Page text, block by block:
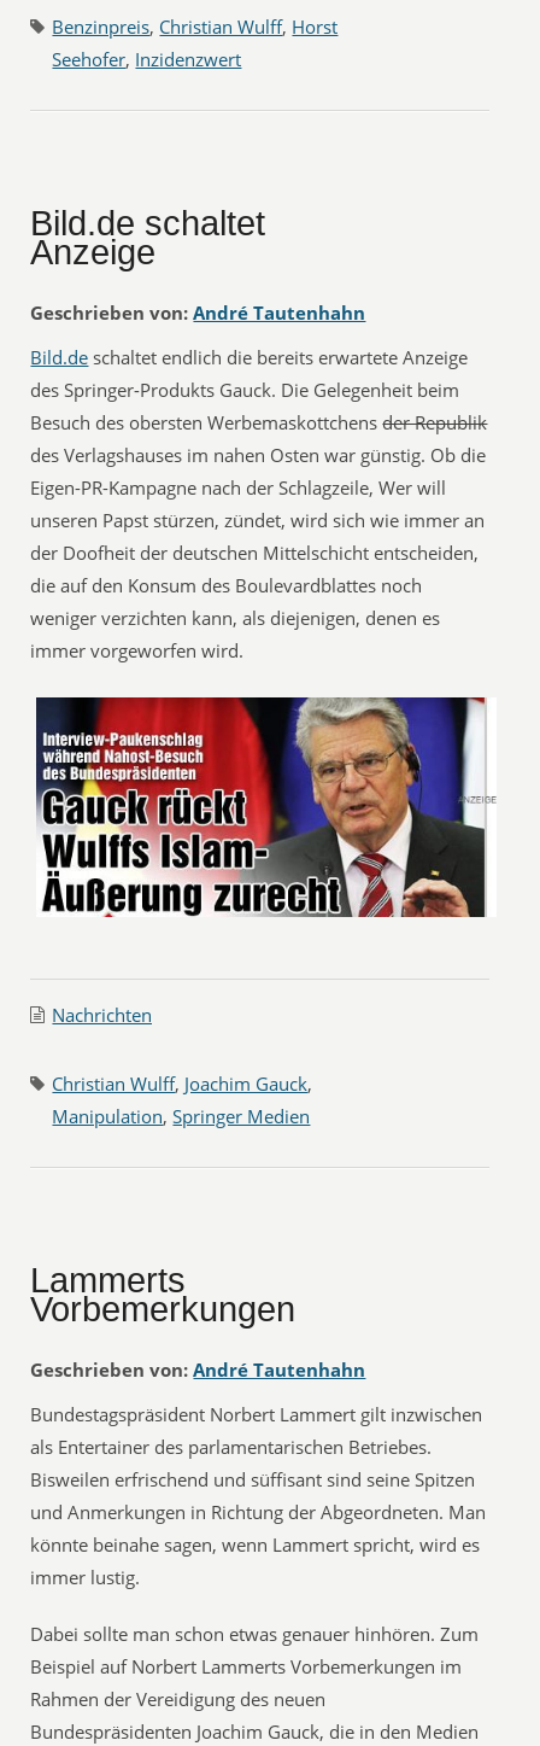
Benzinpreis, Christian Wulff, Horst
Seehofer, Inzidenzwert
Bild.de schaltet
Anzeige
Geschrieben von: André Tautenhahn
Bild.de schaltet endlich die bereits erwartete Anzeige
des Springer-Produkts Gauck. Die Gelegenheit beim
Besuch des obersten Werbemaskottchensder Republik
des Verlagshauses im nahen Osten war günstig. Ob die
Eigen-PR-Kampagne nach der Schlagzeile, Wer will
unseren Papst stürzen, zündet, wird sich wie immer an
der Doofheit der deutschen Mittelschicht entscheiden,
die auf den Konsum des Boulevardblattes noch
weniger verzichten kann, als diejenigen, denen es
immer vorgeworfen wird.
Nachrichten
Christian Wulff, Joachim Gauck,
Manipulation,Springer Medien
Lammerts
Vorbemerkungen
Geschrieben von: André Tautenhahn
Bundestagspräsident Norbert Lammert gilt inzwischen
als Entertainer des parlamentarischen Betriebes.
Bisweilen erfrischend und süffisant sind seine Spitzen
und Anmerkungen in Richtung der Abgeordneten. Man
könnte beinahe sagen, wenn Lammert spricht, wird es
immer lustig.
Dabei sollte man schon etwas genauer hinhören. Zum
Beispiel auf Norbert Lammerts Vorbemerkungen im
Rahmen der Vereidigung des neuen
Bundespräsidenten Joachim Gauck, die in den Medien